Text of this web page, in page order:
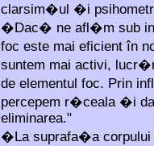
clarsim�ul �i
�Dac� ne afl�m sub
foc este mai eficient în
suntem mai activi,
de elementul foc. Prin
percepem r�ceala �i
eliminarea."
�La suprafa�a corpului